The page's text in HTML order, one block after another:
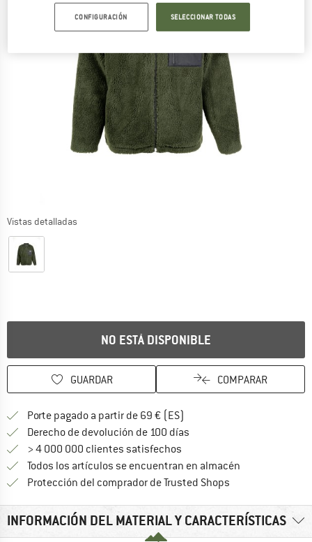
Vistas detalladas
NO ESTÁ DISPONIBLE
GUARDAR COMPARAR
Porte pagado a partir de 69 € (ES)
Derecho de devolución de 100 días
> 4 000 000 clientes satisfechos
Todos los artículos se encuentran en almacén
Protección del comprador de Trusted Shops
INFORMACIÓN DEL MATERIAL Y CARACTERÍSTICAS
CONFIGURACIÓN SELECCIONAR TODAS